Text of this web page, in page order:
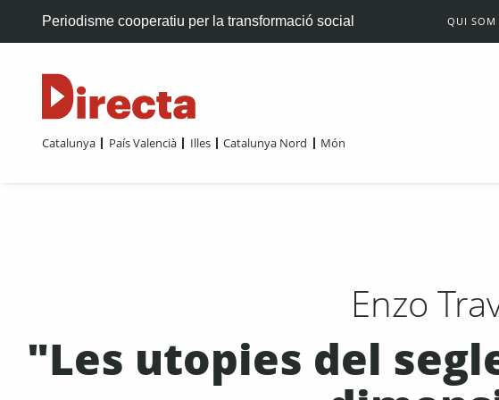
Periodisme cooperatiu per la transformació social QUI SOM
Catalunya País Valencià Illes Catalunya Nord Món
Enzo
"Les utopies del